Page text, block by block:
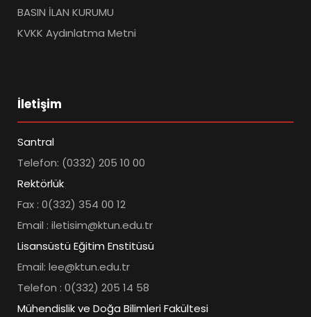
BASIN İLAN KURUMU
KVKK Aydınlatma Metni
İletişim
Santral
Telefon: (0332) 205 10 00
Rektörlük
Fax : 0(332) 354 00 12
Email : iletisim@ktun.edu.tr
Lisansüstü Eğitim Enstitüsü
Email: lee@ktun.edu.tr
Telefon : 0(332) 205 14 58
Mühendislik ve Doğa Bilimleri Fakültesi